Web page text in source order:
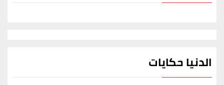
الدنيا حكايات